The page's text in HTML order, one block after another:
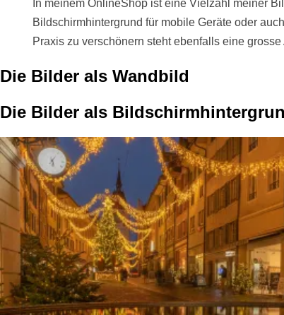
In meinem OnlineShop ist eine Vielzahl meiner
Bildschirmhintergrund für mobile Geräte oder
Praxis zu verschönern steht ebenfalls eine
Die Bilder als Wandbild
Die Bilder als